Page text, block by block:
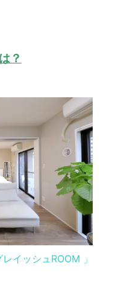
？
イッシュROOM 」